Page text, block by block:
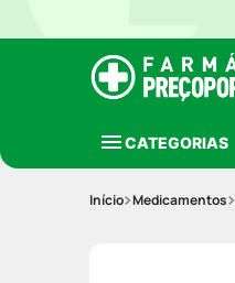
CATEGORIAS
Medicamentos